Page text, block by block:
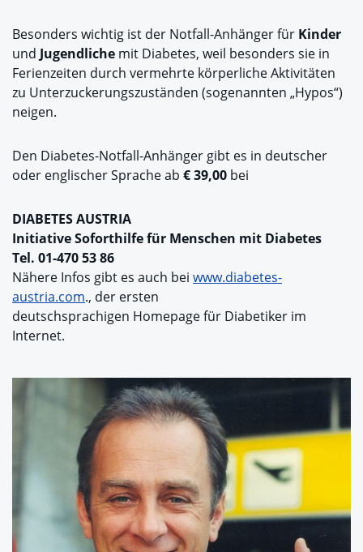
Besonders wichtig ist der Notfall-Anhänger für Kinder
und Jugendliche mit Diabetes, weil besonders sie in
Ferienzeiten durch vermehrte körperliche Aktivitäten
zu Unterzuckerungszuständen (sogenannten „Hypos“)
neigen.
Den Diabetes-Notfall-Anhänger gibt es in deutscher
oder englischer Sprache ab € 39,00 bei
DIABETES AUSTRIA
Initiative Soforthilfe für Menschen mit Diabetes
Tel. 01-470 53 86
Nähere Infos gibt es auch bei www.diabetes-
austria.com., der ersten
deutschsprachigen Homepage für Diabetiker im
Internet.